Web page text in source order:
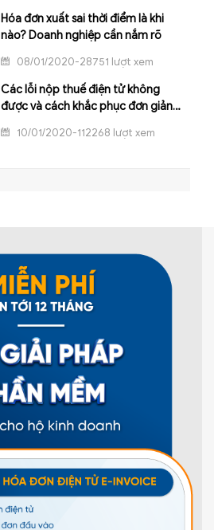
Hóa đơn xuất sai thời điểm là khi
nào? Doanh nghiệp cần nắm rõ
08/01/2020-28751 lượt xem
Các lỗi nộp thuế điện tử không
được và cách khắc phục đơn giản
10/01/2020-112268 lượt xem